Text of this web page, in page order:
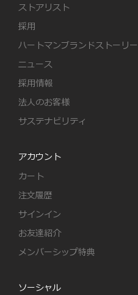
ストアリスト
採用
ハートマンブランドストーリー
ニュース
採用情報
法人のお客様
サステナビリティ
アカウント
カート
注文履歴
サインイン
お友達紹介
メンバーシップ特典
ソーシャル